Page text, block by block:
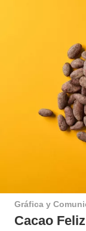
Gráfica y
Cacao